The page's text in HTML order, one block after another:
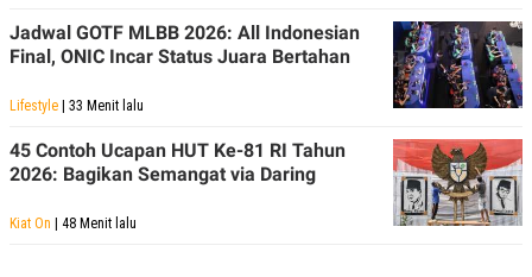
Jadwal GOTF MLBB 2026: All Indonesian
Final, ONIC Incar Status Juara Bertahan
Lifestyle | 33 Menit lalu
45 Contoh Ucapan HUT Ke-81 RI Tahun
2026: Bagikan Semangat via Daring
Kiat On | 48 Menit lalu